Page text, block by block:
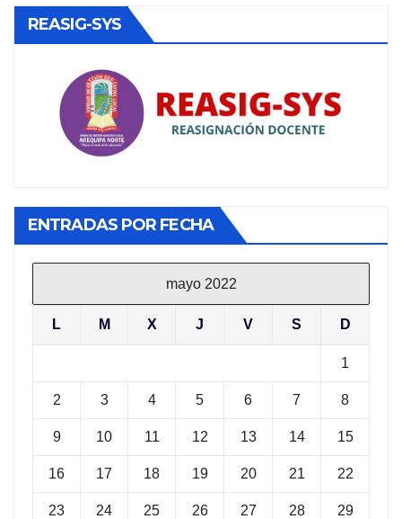
REASIG-SYS
ENTRADAS POR FECHA
mayo 2022
L M X J V S D
1
2 3 4 5 6 7 8
9 10 11 12 13 14 15
16 17 18 19 20 21 22
23 24 25 26 27 28 29